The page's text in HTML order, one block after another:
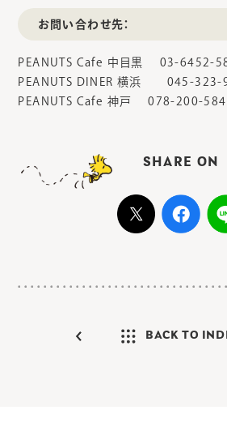
お問い合わせ先：
PEANUTS Cafe 中目黒 03-6452-
PEANUTS DINER 横浜 045-323-
PEANUTS Cafe 神戸 078-200-
SHARE ON
BACK TO